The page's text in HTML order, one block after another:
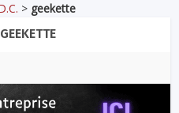
> geekette